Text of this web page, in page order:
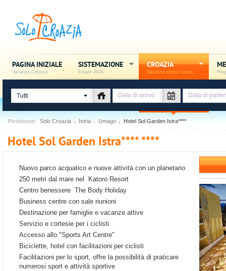
PAGINA INIZIALE
Vacanza Croazia
SISTEMAZIONE
Estate 2026
CROAZIA
Vacanza senza stress
Tutti
Posizione: Solo Croazia Istria Umago Hotel Sol Garden Istra****
Hotel Sol Garden Istra**** ****
Nuovo parco acquatico e nuove attività con un planetario
250 metri dal mare nel Katoro Resort
Centro benessere The Body Holiday
Business centre con sale riunioni
Destinazione per famiglie e vacanze attive
Servizio e cortesie per i ciclisti
Accesso allo "Sports Art Centre"
Biciclette, hotel con facilitazioni per ciclisti
Facilitazioni per lo sport, offre la possibilità di praticare
numerosi sport e attività sportive